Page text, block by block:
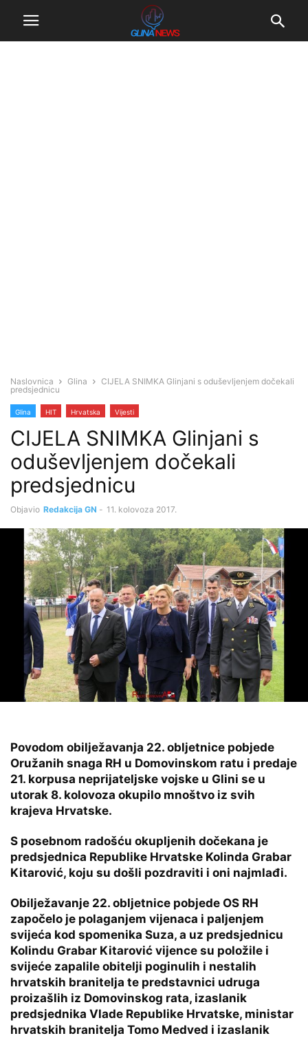
Naslovnica Glina
CIJELA SNIMKA Glinjani s oduševljenjem dočekali
predsjednicu
Glina HIT Hrvatska Vijesti
CIJELA SNIMKA Glinjani s
oduševljenjem dočekali
predsjednicu
Objavio Redakcija GN - 11. kolovoza 2017.
Povodom obilježavanja 22. obljetnice pobjede
Oružanih snaga RH u Domovinskom ratu i predaje
21. korpusa neprijateljske vojske u Glini se u
utorak 8. kolovoza okupilo mnoštvo iz svih
krajeva Hrvatske.
S posebnom radošću okupljenih dočekana je
predsjednica Republike Hrvatske Kolinda Grabar
Kitarović, koju su došli pozdraviti i oni najmlađi.
Obilježavanje 22. obljetnice pobjede OS RH
započelo je polaganjem vijenaca i paljenjem
svijeća kod spomenika Suza, a uz predsjednicu
Kolindu Grabar Kitarović vijence su položile i
svijeće zapalile obitelji poginulih i nestalih
hrvatskih branitelja te predstavnici udruga
proizašlih iz Domovinskog rata, izaslanik
predsjednika Vlade Republike Hrvatske, ministar
hrvatskih branitelja Tomo Medved i izaslanik